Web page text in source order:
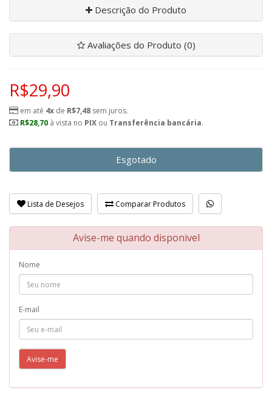
Descrição do Produto
Avaliações do Produto (0)
R$29,90
em até 4x de R$7,48 sem juros.
R$28,70 à vista no PIX ou Transferência bancária.
Esgotado
Lista de Desejos Comparar Produtos
Avise-me quando disponivel
Nome
E-mail
Avise-me